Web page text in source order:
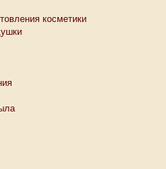
косметики